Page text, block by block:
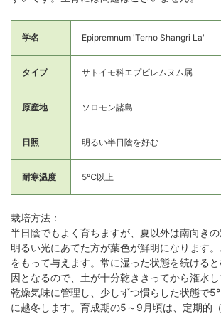
学名 Epipremnum 'Terno Shangri La'
タイプ サトイモ科エプピレムヌム属
原産地 ソロモン諸島
日照 明るい半日陰を好む
耐寒温度 5℃以上
栽培方法：
半日陰でもよく育ちますが、夏以外は南向きの
明るい光にあてた方が葉色が鮮明になります
をもって与えます。常に湿った状態を続ける
因となるので、土が十分乾ききってから潅水
乾燥気味に管理し、少しずつ慣らした状態で
に越冬します。育成期の5～9月頃は、定期的